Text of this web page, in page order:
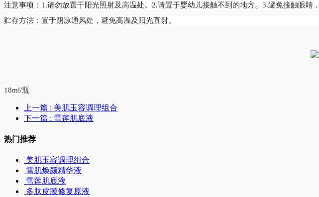
注意事项：1.请勿放置于阳光照射及高温处。2.请置于婴幼儿接触不到的地方。3.避免接触眼
贮存方法：置于阴凉通风处，避免高温及阳光直射。
18ml/瓶
上一篇 : 美肌玉容调理组合
下一篇 : 雪莲肌底液
热门推荐
美肌玉容调理组合
雪肌焕颜精华液
雪莲肌底液
多肽皮膜修复原液